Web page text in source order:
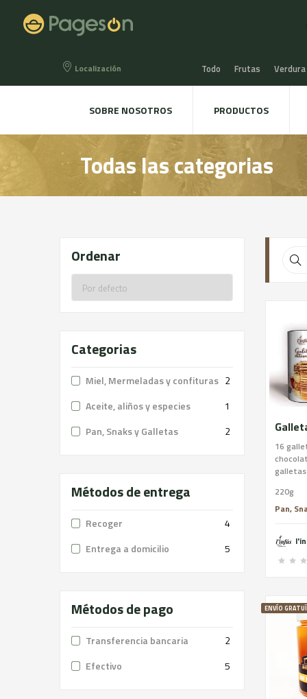
Localización Todo Frutas Verdura
Miel, Mermeladas y
Agua, Refrescos y Zumos
Directo a la mesa
SOBRE NOSOTROS PRODUCTOS
Todas las categorias
16
azúcar,
soja),
de
220g
Pan,
ENVÍO
Ordenar
Categorias
Miel, Mermeladas y confituras 2
Aceite, aliños y especies
1
Pan, Snaks y Galletas
2
Métodos de entrega
Recoger
4
Entrega a domicilio
5
Métodos de pago
Transferencia bancaria
2
Efectivo
5